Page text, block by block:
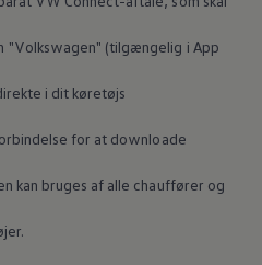
"Volkswagen" (tilgængelig i App
i dit køretøjs
for at downloade
kan bruges af alle chauffører og